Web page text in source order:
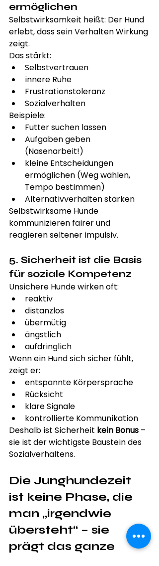
ermöglichen
Selbstwirksamkeit heißt: Der Hund
erlebt, dass sein Verhalten Wirkung
zeigt.
Das stärkt:
Selbstvertrauen
innere Ruhe
Frustrationstoleranz
Sozialverhalten
Beispiele:
Futter suchen lassen
Aufgaben geben
(Nasenarbeit!)
kleine Entscheidungen
ermöglichen (Weg wählen,
Tempo bestimmen)
Alternativverhalten stärken
Selbstwirksame Hunde
kommunizieren fairer und
reagieren seltener impulsiv.
5. Sicherheit ist die Basis
für soziale Kompetenz
Unsichere Hunde wirken oft:
reaktiv
distanzlos
übermütig
ängstlich
aufdringlich
Wenn ein Hund sich sicher fühlt,
zeigt er:
entspannte Körpersprache
Rücksicht
klare Signale
kontrollierte Kommunikation
Deshalb ist Sicherheit kein Bonus –
sie ist der wichtigste Baustein des
Sozialverhaltens.
Die Junghundezeit
ist keine Phase, die
man „irgendwie
übersteht“ – sie
prägt das ganze